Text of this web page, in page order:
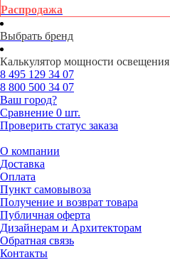
Распродажа
Выбрать бренд
Калькулятор мощности освещения
8 495 129 34 07
8 800 500 34 07
Ваш город?
Сравнение 0 шт.
Проверить статус заказа
О компании
Доставка
Оплата
Пункт самовывоза
Получение и возврат товара
Публичная оферта
Дизайнерам и Архитекторам
Обратная связь
Контакты